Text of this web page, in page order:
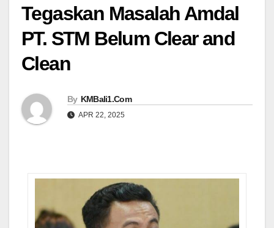
Tegaskan Masalah Amdal
PT. STM Belum Clear and
Clean
By KMBali1.Com
APR 22, 2025